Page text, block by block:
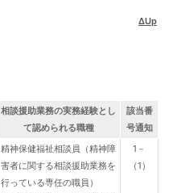
ΔUp
相談援助業務の実務経験とし
て認められる職種
該当番
号通知
精神保健福祉相談員（精神障
害者に関する相談援助業務を
行っている専任の職員）
1－
（1）